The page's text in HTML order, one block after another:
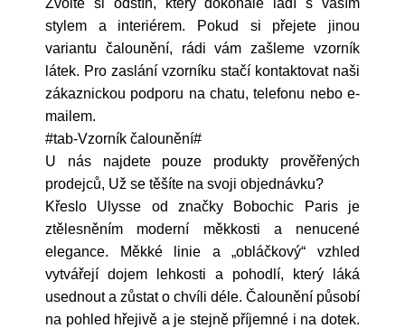
Zvolte si odstín, který dokonale ladí s vaším
stylem a interiérem. Pokud si přejete jinou
variantu čalounění, rádi vám zašleme vzorník
látek. Pro zaslání vzorníku stačí kontaktovat naši
zákaznickou podporu na chatu, telefonu nebo e-
mailem.
#tab-Vzorník čalounění#
U nás najdete pouze produkty prověřených
prodejců, Už se těšíte na svoji objednávku?
Křeslo Ulysse od značky Bobochic Paris je
ztělesněním moderní měkkosti a nenucené
elegance. Měkké linie a „obláčkový“ vzhled
vytvářejí dojem lehkosti a pohodlí, který láká
usednout a zůstat o chvíli déle. Čalounění působí
na pohled hřejivě a je stejně příjemné i na dotek.